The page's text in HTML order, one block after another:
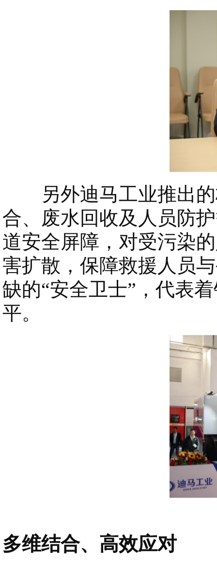
另外迪马工业推出的
合、废水回收及人员防
道安全屏障，对受污染
害扩散，保障救援人员
缺的“安全卫士”，代表
平。
多维结合、高效应对